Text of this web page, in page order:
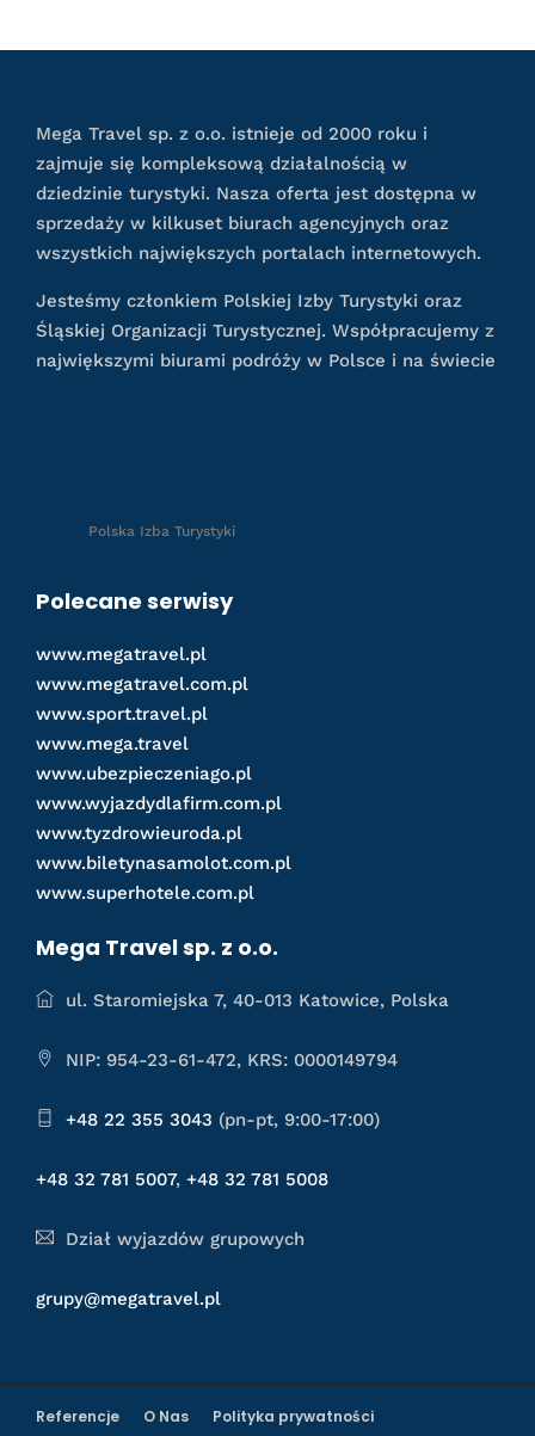
Mega Travel sp. z o.o. istnieje od 2000 roku i
zajmuje się kompleksową działalnością w
dziedzinie turystyki. Nasza oferta jest dostępna w
sprzedaży w kilkuset biurach agencyjnych oraz
wszystkich największych portalach internetowych.
Jesteśmy członkiem Polskiej Izby Turystyki oraz
Śląskiej Organizacji Turystycznej. Współpracujemy z
największymi biurami podróży w Polsce i na świecie
Polska Izba Turystyki
Polecane serwisy
www.megatravel.pl
www.megatravel.com.pl
www.sport.travel.pl
www.mega.travel
www.ubezpieczeniago.pl
www.wyjazdydlafirm.com.pl
www.tyzdrowieuroda.pl
www.biletynasamolot.com.pl
www.superhotele.com.pl
Mega Travel sp. z o.o.
ul. Staromiejska 7, 40-013 Katowice, Polska
NIP: 954-23-61-472, KRS: 0000149794
+48 22 355 3043 (pn-pt, 9:00-17:00)
+48 32 781 5007, +48 32 781 5008
Dział wyjazdów grupowych
grupy@megatravel.pl
Referencje O Nas
Polityka prywatności